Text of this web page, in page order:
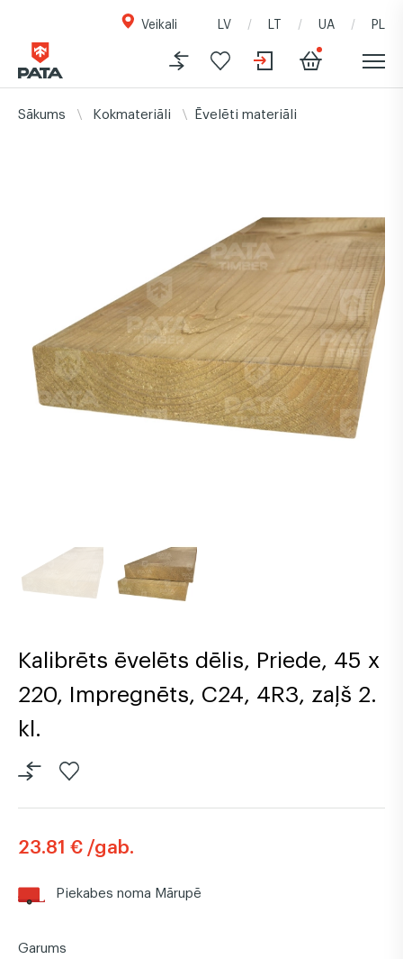
Veikali LV LT UA PL
Sākums Kokmateriāli Ēvelēti materiāli
Kalibrēts ēvelēts dēlis, Priede, 45 x
220, Impregnēts, C24, 4R3, zaļš 2.
kl.
23.81 € /gab.
Piekabes noma Mārupē
Garums